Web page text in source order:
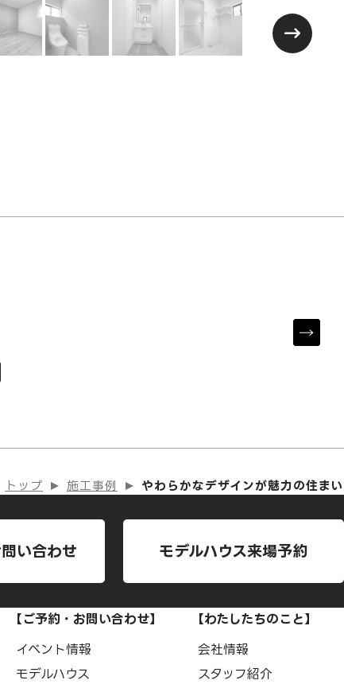
トップ 施工事例 やわらかなデザインが魅力の住まい
い合わせ モデルハウス来場予約
【ご予約・お問い合わせ】
イベント情報
モデルハウス
【わたしたちのこと】
会社情報
スタッフ紹介